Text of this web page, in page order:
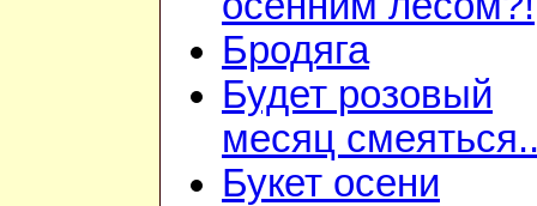
Бродяга
Будет розовый
месяц
Букет осени